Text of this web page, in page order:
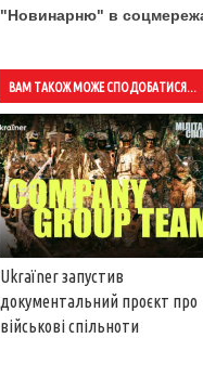
"Новинарню" в
ВАМ ТАКОЖ МОЖЕ СПОДОБАТИСЯ...
Ukraїner запустив
документальний проєкт про
військові спільноти